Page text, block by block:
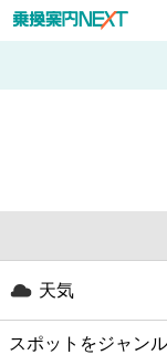
天気
スポットをジャン